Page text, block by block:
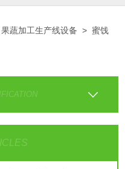
果蔬加工生产线设备 >蜜饯